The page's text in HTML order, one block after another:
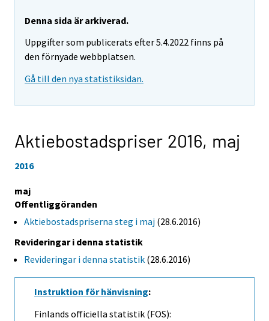
Denna sida är arkiverad.
Uppgifter som publicerats efter 5.4.2022 finns på
den förnyade webbplatsen.
Gå till den nya statistiksidan.
Aktiebostadspriser 2016, maj
2016
maj
Offentliggöranden
Aktiebostadspriserna steg i maj (28.6.2016)
Revideringar i denna statistik
Revideringar i denna statistik (28.6.2016)
Instruktion för hänvisning:
Finlands officiella statistik (FOS):